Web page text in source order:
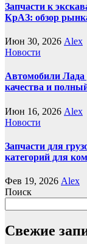
Запчасти к
КрАЗ: обзор
Июн 30, 2026 Alex
Новости
Автомобили Лада
качества и
Июн 16, 2026 Alex
Новости
Запчасти для
категорий для
Фев 19, 2026 Alex
Поиск
Свежие